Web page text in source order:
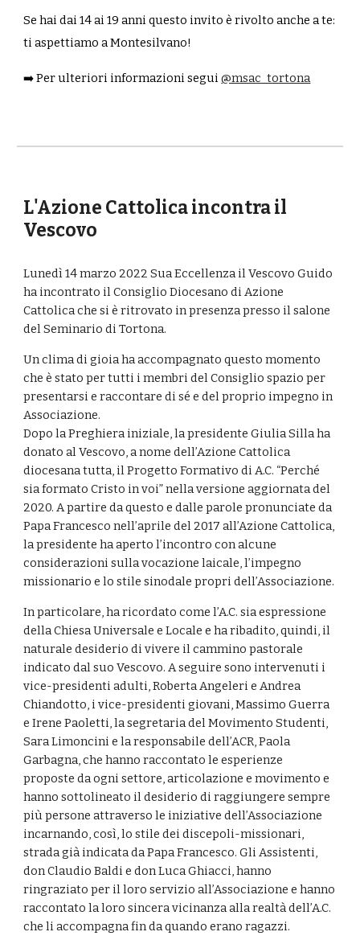
Se hai dai 14 ai 19 anni questo invito è rivolto anche a te:
ti aspettiamo a Montesilvano!
➡️ Per ulteriori informazioni segui@msac_tortona
L'Azione Cattolica incontra il
Vescovo
Lunedì 14 marzo 2022 Sua Eccellenza il Vescovo Guido
ha incontrato il Consiglio Diocesano di Azione
Cattolica che si è ritrovato in presenza presso il salone
del Seminario di Tortona.
Un clima di gioia ha accompagnato questo momento
che è stato per tutti i membri del Consiglio spazio per
presentarsi e raccontare di sé e del proprio impegno in
Associazione.
Dopo la Preghiera iniziale, la presidente Giulia Silla ha
donato al Vescovo, a nome dell’Azione Cattolica
diocesana tutta, il Progetto Formativo di A.C. “Perché
sia formato Cristo in voi” nella versione aggiornata del
2020. A partire da questo e dalle parole pronunciate da
Papa Francesco nell’aprile del 2017 all’Azione Cattolica,
la presidente ha aperto l’incontro con alcune
considerazioni sulla vocazione laicale, l’impegno
missionario e lo stile sinodale propri dell’Associazione.
In particolare, ha ricordato come l’A.C. sia espressione
della Chiesa Universale e Locale e ha ribadito, quindi, il
naturale desiderio di vivere il cammino pastorale
indicato dal suo Vescovo. A seguire sono intervenuti i
vice-presidenti adulti, Roberta Angeleri e Andrea
Chiandotto, i vice-presidenti giovani, Massimo Guerra
e Irene Paoletti, la segretaria del Movimento Studenti,
Sara Limoncini e la responsabile dell’ACR, Paola
Garbagna, che hanno raccontato le esperienze
proposte da ogni settore, articolazione e movimento e
hanno sottolineato il desiderio di raggiungere sempre
più persone attraverso le iniziative dell’Associazione
incarnando, così, lo stile dei discepoli-missionari,
strada già indicata da Papa Francesco. Gli Assistenti,
don Claudio Baldi e don Luca Ghiacci, hanno
ringraziato per il loro servizio all’Associazione e hanno
raccontato la loro sincera vicinanza alla realtà dell’A.C.
che li accompagna fin da quando erano ragazzi.